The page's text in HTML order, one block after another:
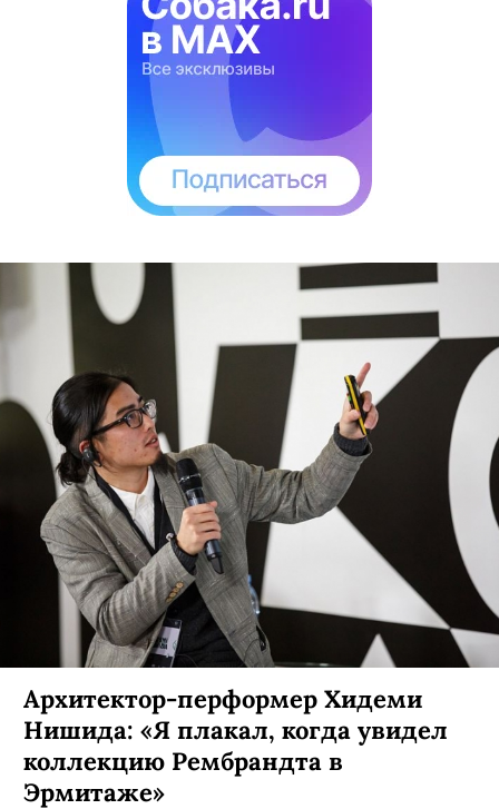
Архитектор-перформер Хидеми
Нишида: «Я плакал, когда увидел
коллекцию Рембрандта в
Эрмитаже»